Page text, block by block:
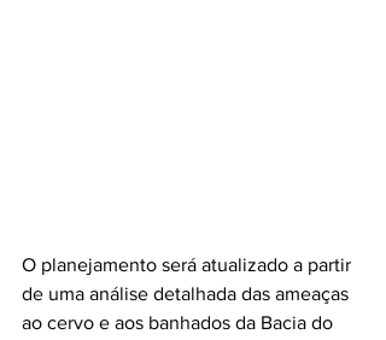
O planejamento será atualizado a partir
de uma análise detalhada das ameaças
ao cervo e aos banhados da Bacia do